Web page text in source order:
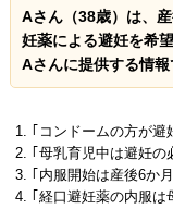
Aさん（38歳）は、
妊薬による避妊を希望
Aさんに提供する情報
｢コンドームの方が避
｢母乳育児中は避妊の
｢内服開始は産後6か
｢経口避妊薬の内服は